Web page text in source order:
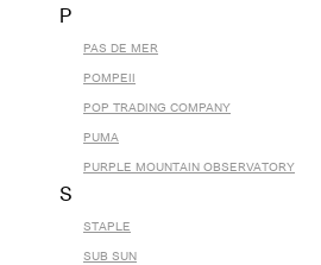
P
PAS DE MER
POMPEII
POP TRADING COMPANY
PUMA
PURPLE MOUNTAIN OBSERVATORY
S
STAPLE
SUB SUN